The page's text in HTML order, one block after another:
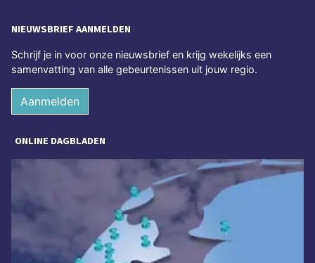
NIEUWSBRIEF AANMELDEN
Schrijf je in voor onze nieuwsbrief en krijg wekelijks een
samenvatting van alle gebeurtenissen uit jouw regio.
Aanmelden
ONLINE DAGBLADEN